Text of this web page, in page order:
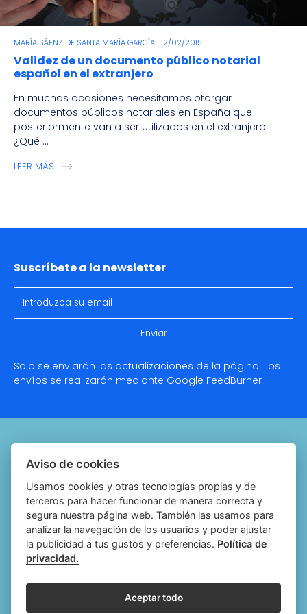
MARÍA SÁENZ DE SANTA MARÍA GARCÍA 12/02/2015
Validez de un documento público notarial
español en el extranjero
En muchas ocasiones necesitamos otorgar
documentos públicos notariales en España que
posteriormente van a ser utilizados en el extranjero.
¿Qué ...
LEER MÁS
Suscríbete a la newsletter
Solo se enviarán las actualizaciones de la página. Los
envíos se realizarán mediante Google FeedBurner
Política de cookies
Política de privacidad
Aviso legal
Configurar cookies
Aviso de cookies
Usamos cookies y otras tecnologías propias y de
terceros para hacer funcionar de manera correcta y
segura nuestra página web. También las usamos para
analizar la navegación de los usuarios y poder ajustar
la publicidad a tus gustos y preferencias. Política de
privacidad.
Aceptar todo